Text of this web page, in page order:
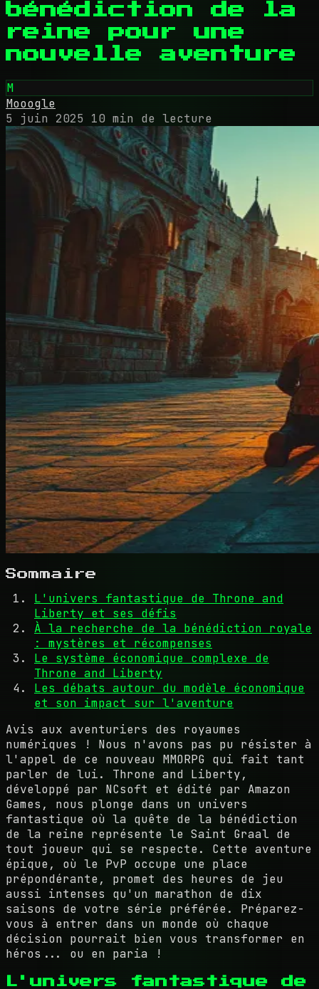
bénédiction de la
reine pour une
nouvelle aventure
M
Mooogle
5 juin 2025
10 min de lecture
Sommaire
L'univers fantastique de Throne and
Liberty et ses défis
À la recherche de la bénédiction royale
: mystères et récompenses
Le système économique complexe de
Throne and Liberty
Les débats autour du modèle économique
et son impact sur l'aventure
Avis aux aventuriers des royaumes
numériques ! Nous n'avons pas pu résister à
l'appel de ce nouveau MMORPG qui fait tant
parler de lui. Throne and Liberty,
développé par NCsoft et édité par Amazon
Games, nous plonge dans un univers
fantastique où la quête de la bénédiction
de la reine représente le Saint Graal de
tout joueur qui se respecte. Cette aventure
épique, où le PvP occupe une place
prépondérante, promet des heures de jeu
aussi intenses qu'un marathon de dix
saisons de votre série préférée. Préparez-
vous à entrer dans un monde où chaque
décision pourrait bien vous transformer en
héros... ou en paria !
L'univers fantastique de